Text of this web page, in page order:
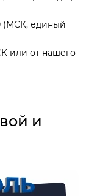
(МСК, единый
или от нашего
и